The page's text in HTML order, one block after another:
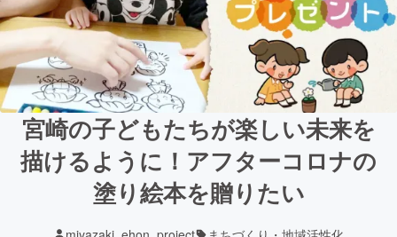
宮崎の子どもたちが楽しい未来を
描けるように！アフターコロナの
塗り絵本を贈りたい